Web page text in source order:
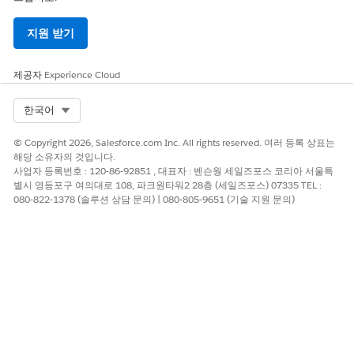
지원 받기
제공자 Experience Cloud
한국어
© Copyright 2026, Salesforce.com Inc. All rights reserved. 여러 등록 상표는
해당 소유자의 것입니다.
사업자 등록번호 : 120-86-92851 , 대표자 : 벤슨웡 세일즈포스 코리아 서울특
별시 영등포구 여의대로 108, 파크원타워2 28층 (세일즈포스) 07335 TEL :
080-822-1378 (솔루션 상담 문의) | 080-805-9651 (기술 지원 문의)